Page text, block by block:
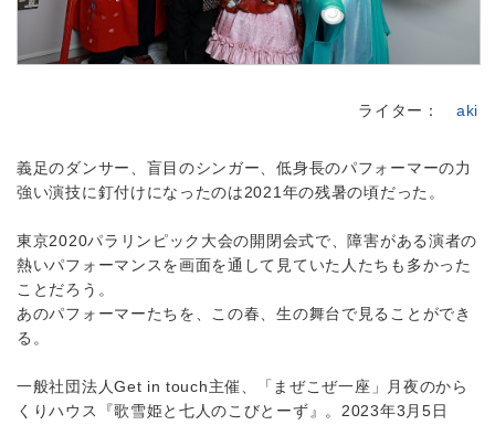
ライター： aki
義足のダンサー、盲目のシンガー、低身長のパフォーマーの力
強い演技に釘付けになったのは2021年の残暑の頃だった。
東京2020パラリンピック大会の開閉会式で、障害がある演者の
熱いパフォーマンスを画面を通して見ていた人たちも多かった
ことだろう。
あのパフォーマーたちを、この春、生の舞台で見ることができ
る。
一般社団法人Get in touch主催、「まぜこぜ一座」月夜のから
くりハウス『歌雪姫と七人のこびとーず』。2023年3月5日